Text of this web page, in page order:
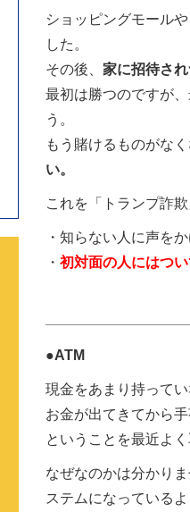
ショッピングモール
した。
その後、 家に招待され
最初は勝つのですが
う。
もう賭けるものがなく
い。
これを「トランプ詐欺
・知らない人に声を
・ 初対面の人にはつ
●ATM
現金をあまり持って
お金が出てきてから
ということを最近よく
なぜなのかは分かり
ステムになっているよ